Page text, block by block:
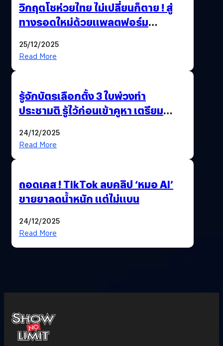
วิกฤตโชห่วยไทย ไม่เปลี่ยนก็ตาย ! สู่
ทางรอดใหม่ด้วยแพลตฟอร์ม
25/12/2025
Read More
รู้จักบัตรเลือกตั้ง 3 ใบพ่วงทำ
ประชามติ รู้ไว้ก่อนเข้าคูหา เตรียม
24/12/2025
Read More
ถอดเคส ! TikTok ลบคลิป ‘หมอ AI’
ขายยาลดน้ำหนัก แต่ไม่แบน
24/12/2025
Read More